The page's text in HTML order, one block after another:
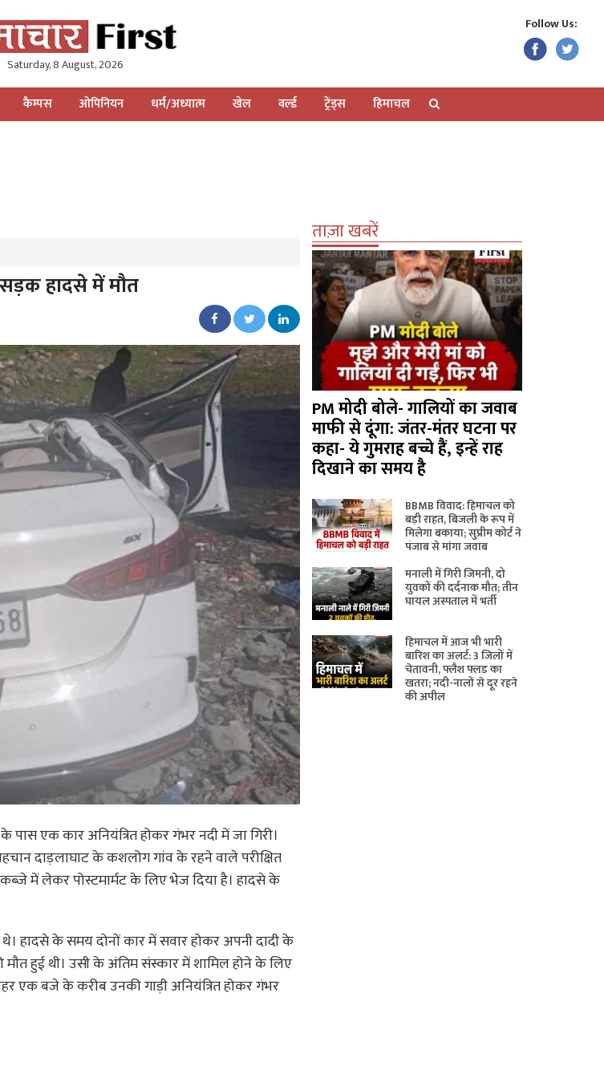
Saturday, 8 August, 2026
Follow Us:
कैम्पस ओपिनियन धर्म/अध्यात्म खेल वर्ल्ड ट्रेंड्स हिमाचल
हादसे में मौत
एक कार अनियंत्रित होकर गंभर नदी में जा गिरी।
दाड़लाघाट के कशलोग गांव के रहने वाले परीक्षित
में लेकर पोस्टमार्मट के लिए भेज दिया है। हादसे के
हादसे के समय दोनों कार में सवार होकर अपनी दादी के
हुई थी। उसी के अंतिम संस्कार में शामिल होने के लिए
एक बजे के करीब उनकी गाड़ी अनियंत्रित होकर गंभर
ताज़ा खबरें
PM मोदी बोले- गालियों का जवाब
माफी से दूंगा: जंतर-मंतर घटना पर
कहा- ये गुमराह बच्चे हैं, इन्हें राह
दिखाने का समय है
BBMB विवाद: हिमाचल को
बड़ी राहत, बिजली के रूप में
मिलेगा बकाया; सुप्रीम कोर्ट ने
पंजाब से मांगा जवाब
मनाली में गिरी जिमनी, दो
युवकों की दर्दनाक मौत; तीन
घायल अस्पताल में भर्ती
हिमाचल में आज भी भारी
बारिश का अलर्ट: 3 जिलों में
चेतावनी, फ्लैश फ्लड का
खतरा; नदी-नालों से दूर रहने
की अपील